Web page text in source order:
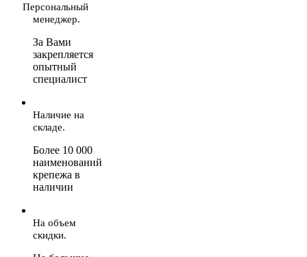
Персональный
менеджер.
За Вами
закрепляется
опытный
специалист
Наличие на
складе.
Более 10 000
наименований
крепежа в
наличии
На объем
скидки.